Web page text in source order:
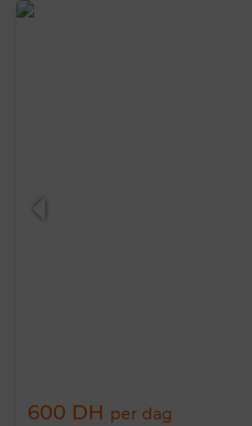
600 DH per dag